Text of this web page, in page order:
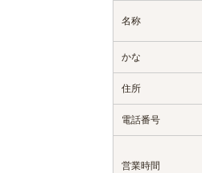
名称
かな
住所
電話番号
営業時間